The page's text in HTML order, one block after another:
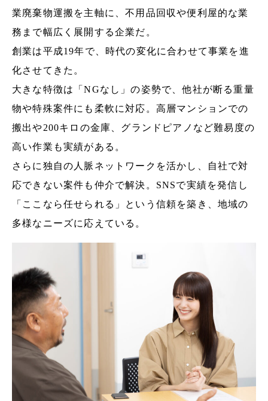
業廃棄物運搬を主軸に、不用品回収や便利屋的な業
務まで幅広く展開する企業だ。
創業は平成19年で、時代の変化に合わせて事業を進
化させてきた。
大きな特徴は「NGなし」の姿勢で、他社が断る重量
物や特殊案件にも柔軟に対応。高層マンションでの
搬出や200キロの金庫、グランドピアノなど難易度の
高い作業も実績がある。
さらに独自の人脈ネットワークを活かし、自社で対
応できない案件も仲介で解決。SNSで実績を発信し
「ここなら任せられる」という信頼を築き、地域の
多様なニーズに応えている。